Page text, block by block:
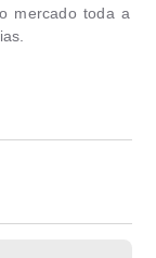
mercado toda a